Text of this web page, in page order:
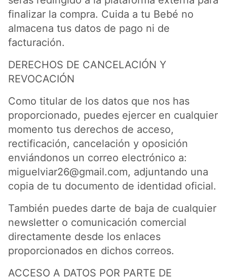
finalizar la compra. Cuida a tu Bebé no
almacena tus datos de pago ni de
facturación.
DERECHOS DE CANCELACIÓN Y
REVOCACIÓN
Como titular de los datos que nos has
proporcionado, puedes ejercer en cualquier
momento tus derechos de acceso,
rectificación, cancelación y oposición
enviándonos un correo electrónico a:
miguelviar26@gmail.com, adjuntando una
copia de tu documento de identidad oficial.
También puedes darte de baja de cualquier
newsletter o comunicación comercial
directamente desde los enlaces
proporcionados en dichos correos.
ACCESO A DATOS POR PARTE DE